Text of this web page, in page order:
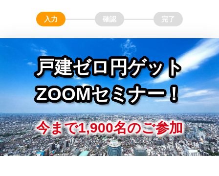
戸建ゼロ円ゲット
ZOOMセミナー！
今まで1,900名のご参加